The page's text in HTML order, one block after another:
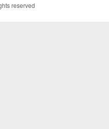
reserved